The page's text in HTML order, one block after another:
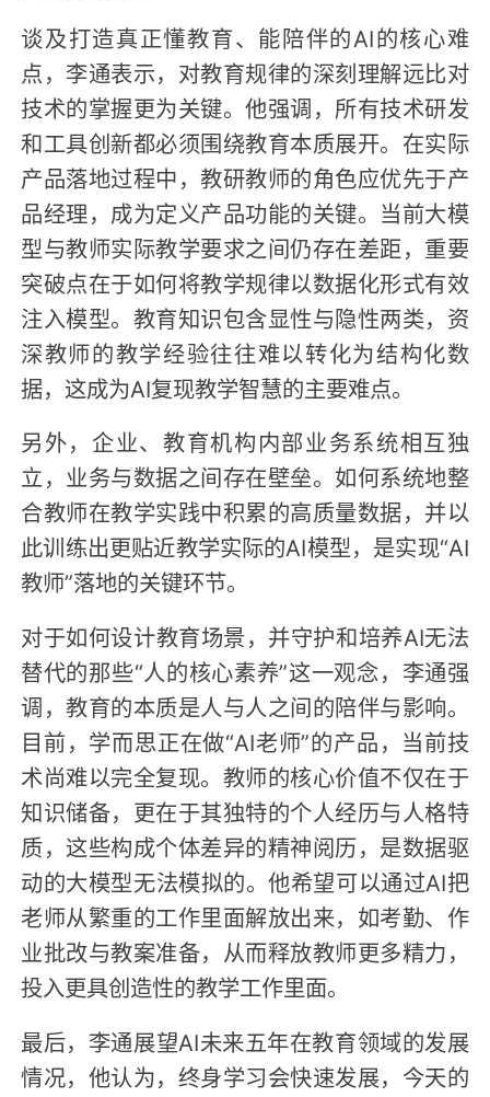
谈及打造真正懂教育、能陪伴的AI的核心难
点，李通表示，对教育规律的深刻理解远比对
技术的掌握更为关键。他强调，所有技术研发
和工具创新都必须围绕教育本质展开。在实际
产品落地过程中，教研教师的角色应优先于产
品经理，成为定义产品功能的关键。当前大模
型与教师实际教学要求之间仍存在差距，重要
突破点在于如何将教学规律以数据化形式有效
注入模型。教育知识包含显性与隐性两类，资
深教师的教学经验往往难以转化为结构化数
据，这成为AI复现教学智慧的主要难点。
另外，企业、教育机构内部业务系统相互独
立，业务与数据之间存在壁垒。如何系统地整
合教师在教学实践中积累的高质量数据，并以
此训练出更贴近教学实际的AI模型，是实现“AI
教师”落地的关键环节。
对于如何设计教育场景，并守护和培养AI无法
替代的那些“人的核心素养”这一观念，李通强
调，教育的本质是人与人之间的陪伴与影响。
目前，学而思正在做“AI老师”的产品，当前技
术尚难以完全复现。教师的核心价值不仅在于
知识储备，更在于其独特的个人经历与人格特
质，这些构成个体差异的精神阅历，是数据驱
动的大模型无法模拟的。他希望可以通过AI把
老师从繁重的工作里面解放出来，如考勤、作
业批改与教案准备，从而释放教师更多精力，
投入更具创造性的教学工作里面。
最后，李通展望AI未来五年在教育领域的发展
情况，他认为，终身学习会快速发展，今天的